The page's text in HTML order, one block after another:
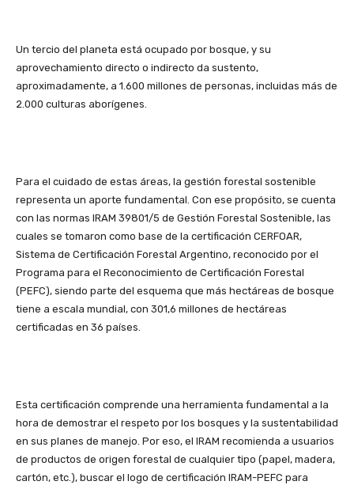
Un tercio del planeta está ocupado por bosque, y su
aprovechamiento directo o indirecto da sustento,
aproximadamente, a 1.600 millones de personas, incluidas más de
2.000 culturas aborígenes.
Para el cuidado de estas áreas, la gestión forestal sostenible
representa un aporte fundamental. Con ese propósito, se cuenta
con las normas IRAM 39801/5 de Gestión Forestal Sostenible, las
cuales se tomaron como base de la certificación CERFOAR,
Sistema de Certificación Forestal Argentino, reconocido por el
Programa para el Reconocimiento de Certificación Forestal
(PEFC), siendo parte del esquema que más hectáreas de bosque
tiene a escala mundial, con 301,6 millones de hectáreas
certificadas en 36 países.
Esta certificación comprende una herramienta fundamental a la
hora de demostrar el respeto por los bosques y la sustentabilidad
en sus planes de manejo. Por eso, el IRAM recomienda a usuarios
de productos de origen forestal de cualquier tipo (papel, madera,
cartón, etc.), buscar el logo de certificación IRAM-PEFC para